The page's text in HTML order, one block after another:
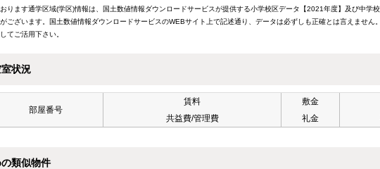
ります通学区域(学区)情報は、国土数値情報ダウンロードサービスが提供する小学校区データ【2021年度】及び中学
ございます。国土数値情報ダウンロードサービスのWEBサイト上で記述通り、データは必ずしも正確とは言えませ
てご活用下さい。
状況
部屋番号
賃料
共益費/管理費
敷金
礼金
類似物件